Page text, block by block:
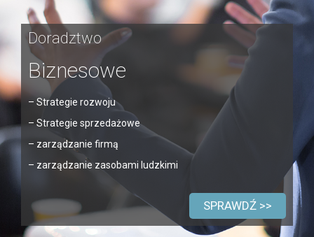
Doradztwo
Biznesowe
– Strategie rozwoju
– Strategie sprzedażowe
– zarządzanie firmą
– zarządzanie zasobami ludzkimi
SPRAWDŹ >>